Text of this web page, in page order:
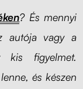
? És mennyi
autója vagy a
kis figyelmet.
és készen